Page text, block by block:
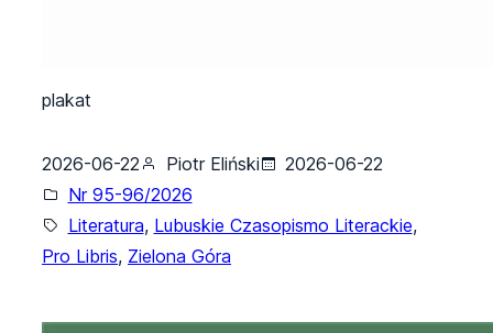
plakat
2026-06-22 Piotr Eliński
2026-06-22
Nr 95-96/2026
Literatura, Lubuskie Czasopismo Literackie,
Pro Libris, Zielona Góra